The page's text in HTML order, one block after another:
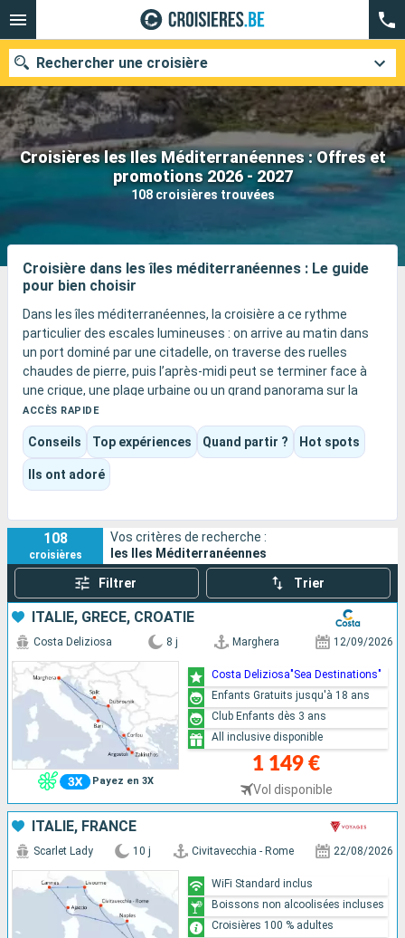
Croisières les Iles Méditerranéennes : Offres et
promotions 2026 - 2027
108 croisières trouvées
Rechercher une croisière
Nos destinations
Mois de départ
Ports Compagnies
Croisière dans les îles méditerranéennes : Le guide
pour bien choisir
Dans les îles méditerranéennes, la croisière a ce rythme
particulier des escales lumineuses : on arrive au matin dans
un port dominé par une citadelle, on traverse des ruelles
chaudes de pierre, puis l’après-midi peut se terminer face à
une crique, une plage urbaine ou un grand panorama sur la
mer.
Des Baléares à Malte, de la Sardaigne à la Sicile, la destination
alterne patrimoine, baignade, marchés, villages, gastronomie
insulaire et art de vivre très méditerranéen. C’est une
croisière de contrastes courts et faciles à saisir, où chaque
ACCÈS RAPIDE
Conseils Top expériences Quand partir ? Hot spots
Ils ont adoré
108
croisières
Vos critères de recherche :
les Iles Méditerranéennes
Filtrer Trier
ITALIE, GRÈCE, CROATIE
Payez en 3X
Costa Deliziosa 8 j Marghera 12/09/2026
1 149 €
Vol disponible
Costa Deliziosa"Sea Destinations"
Enfants Gratuits jusqu'à 18 ans
Club Enfants dès 3 ans
All inclusive disponible
ITALIE, FRANCE
Scarlet Lady 10 j Civitavecchia - Rome 22/08/2026
WiFi Standard inclus
Boissons non alcoolisées incluses
Croisières 100 % adultes